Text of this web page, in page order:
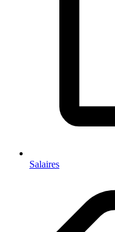
Salaires